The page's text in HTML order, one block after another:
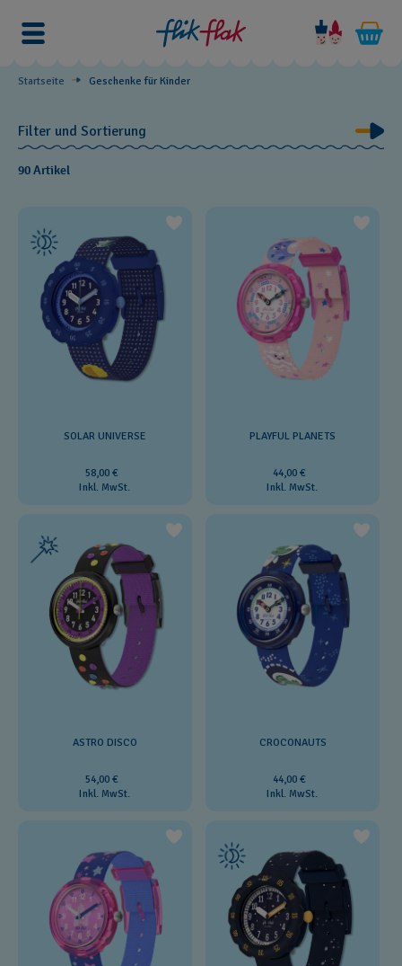
Geschenke
für
Kinder
Startseite Geschenke für Kinder
Filter und Sortierung
90 Artikel
SOLAR UNIVERSE
58,00 €
Inkl. MwSt.
PLAYFUL PLANETS
44,00 €
Inkl. MwSt.
ASTRO DISCO
54,00 €
Inkl. MwSt.
CROCONAUTS
44,00 €
Inkl. MwSt.